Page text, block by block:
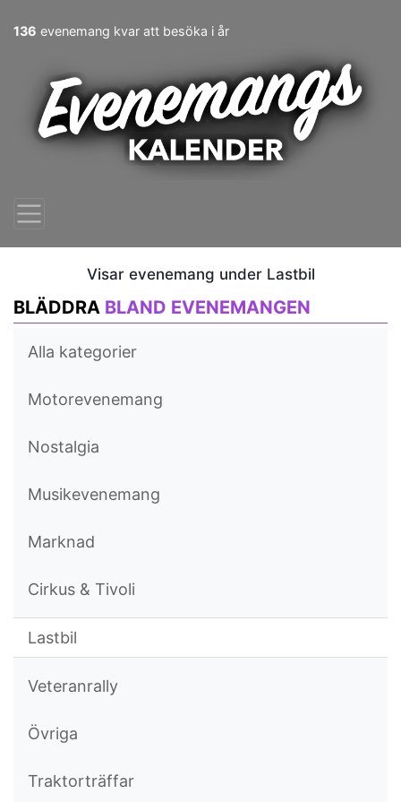
136 evenemang kvar att besöka i år
Visar evenemang under Lastbil
BLÄDDRA BLAND EVENEMANGEN
Alla kategorier
Motorevenemang
Nostalgia
Musikevenemang
Marknad
Cirkus & Tivoli
Lastbil
Veteranrally
Övriga
Traktorträffar